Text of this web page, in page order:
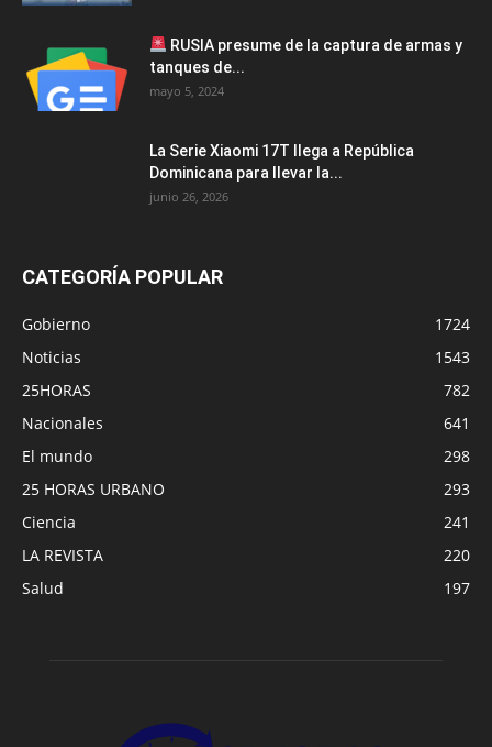
RUSIA presume de la captura de armas y
tanques de...
mayo 5, 2024
La Serie Xiaomi 17T llega a República
Dominicana para llevar la...
junio 26, 2026
CATEGORÍA POPULAR
Gobierno
1724
Noticias
1543
25HORAS
782
Nacionales
641
El mundo
298
25 HORAS URBANO
293
Ciencia
241
LA REVISTA
220
Salud
197